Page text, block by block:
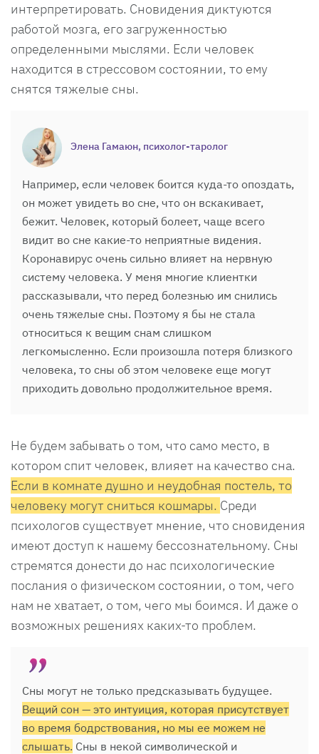
интерпретировать. Сновидения диктуются
работой мозга, его загруженностью
определенными мыслями. Если человек
находится в стрессовом состоянии, то ему
снятся тяжелые сны.
Элена Гамаюн, психолог-таролог
Например, если человек боится куда-то опоздать,
он может увидеть во сне, что он вскакивает,
бежит. Человек, который болеет, чаще всего
видит во сне какие-то неприятные видения.
Коронавирус очень сильно влияет на нервную
систему человека. У меня многие клиентки
рассказывали, что перед болезнью им снились
очень тяжелые сны. Поэтому я бы не стала
относиться к вещим снам слишком
легкомысленно. Если произошла потеря близкого
человека, то сны об этом человеке еще могут
приходить довольно продолжительное время.
Не будем забывать о том, что само место, в
котором спит человек, влияет на качество сна.
Если в комнате душно и неудобная постель, то
человеку могут сниться кошмары. Среди
психологов существует мнение, что сновидения
имеют доступ к нашему бессознательному. Сны
стремятся донести до нас психологические
послания о физическом состоянии, о том, чего
нам не хватает, о том, чего мы боимся. И даже о
возможных решениях каких-то проблем.
Сны могут не только предсказывать будущее.
Вещий сон — это интуиция, которая присутствует
во время бодрствования, но мы ее можем не
слышать. Сны в некой символической и